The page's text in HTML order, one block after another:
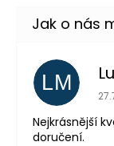
LM
Nejkrásnější
doručení.